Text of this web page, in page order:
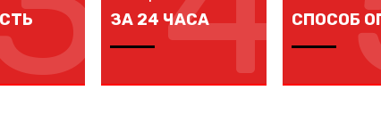
ЗА 24 ЧАСА
СПОСОБ